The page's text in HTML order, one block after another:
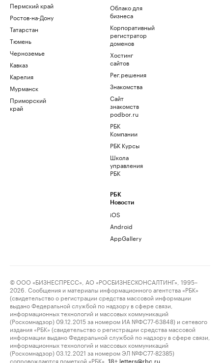
Пермский край
Ростов-на-Дону
Татарстан
Тюмень
Черноземье
Кавказ
Карелия
Мурманск
Приморский
край
Облако для
бизнеса
Корпоративный
регистратор
доменов
Хостинг
сайтов
Рег.решения
Знакомства
Сайт
знакомств
podbor.ru
РБК
Компании
РБК Курсы
Школа
управления
РБК
РБК
Новости
iOS
Android
AppGallery
© ООО «БИЗНЕСПРЕСС», АО «РОСБИЗНЕСКОНСАЛТИНГ», 1995–
2026. Сообщения и материалы информационного агентства «РБК»
(свидетельство о регистрации средства массовой информации
выдано Федеральной службой по надзору в сфере связи,
информационных технологий и массовых коммуникаций
(Роскомнадзор) 09.12.2015 за номером ИА №ФС77-63848) и сетевого
издания «РБК» (свидетельство о регистрации средства массовой
информации выдано Федеральной службой по надзору в сфере связи,
информационных технологий и массовых коммуникаций
(Роскомнадзор) 03.12.2021 за номером ЭЛ №ФС77-82385)
сопровождаются пометкой «РБК».
18+ letters@rbc.ru